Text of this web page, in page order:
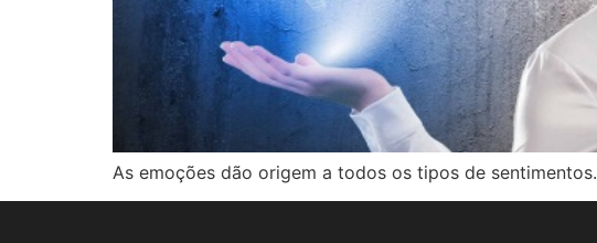
As emoções dão origem a todos os tipos de sentimentos.